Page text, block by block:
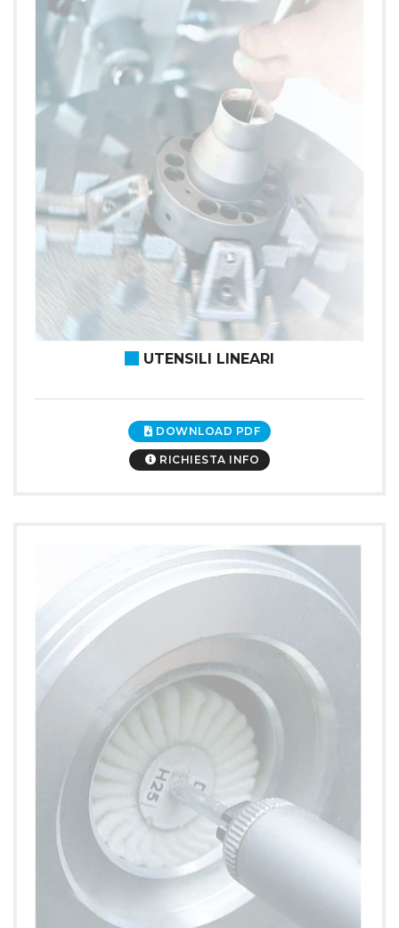
UTENSILI LINEARI
DOWNLOAD PDF
RICHIESTA INFO